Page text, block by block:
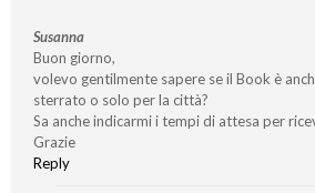
Susanna
Buon giorno,
volevo gentilmente sapere se il Book è
sterrato o solo per la città?
Sa anche indicarmi i tempi di attesa per
Grazie
Reply